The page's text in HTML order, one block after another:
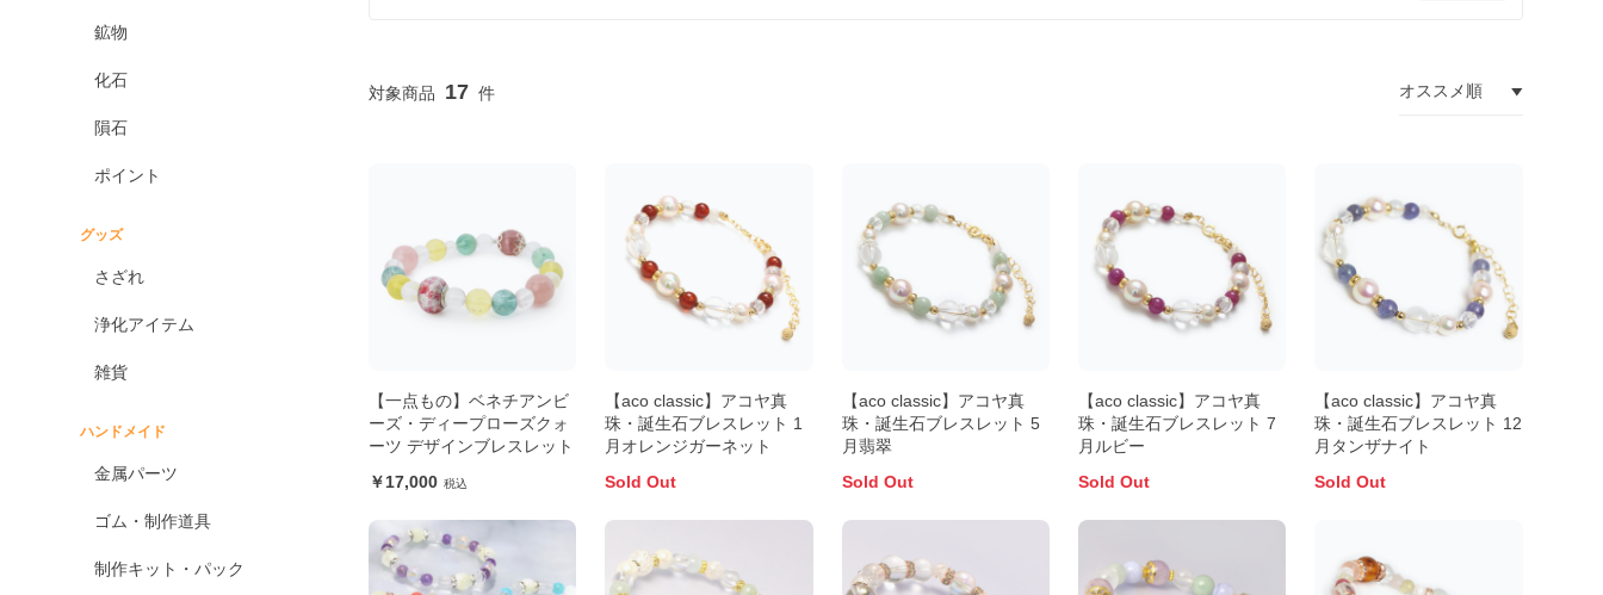
鉱物
化石
隕石
ポイント
グッズ
さざれ
浄化アイテム
雑貨
ハンドメイド
金属パーツ
ゴム・制作道具
制作キット・パック
17
【一点もの】ベネチアンビ
ーズ・ディープローズクォ
ーツ デザインブレスレット
17,000
【aco classic】アコヤ真
珠・誕生石ブレスレット 1
月オレンジガーネット
Sold Out
【aco classic】アコヤ真
珠・誕生石ブレスレット 5
月翡翠
Sold Out
【aco classic】アコヤ真
珠・誕生石ブレスレット 7
月ルビー
Sold Out
【aco classic】アコヤ真
珠・誕生石ブレスレット 12
月タンザナイト
Sold Out